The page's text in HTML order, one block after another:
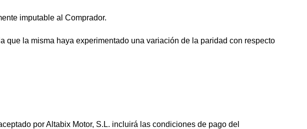
imputable al Comprador.
la misma haya experimentado una variación de la paridad con respecto
por Altabix Motor, S.L. incluirá las condiciones de pago del